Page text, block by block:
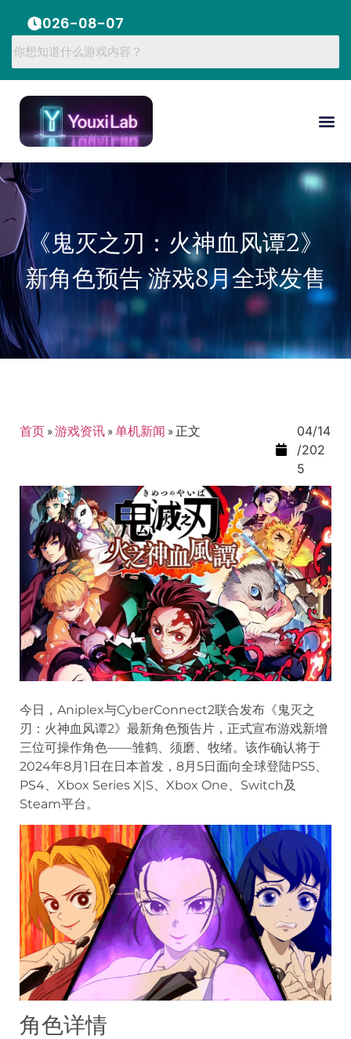
2026-08-07
《鬼灭之刃：火神血风谭2》
新角色预告 游戏8月全球发售
首页 »游戏资讯 »单机新闻 » 正文
04/14
/202
5
今日，Aniplex与CyberConnect2联合发布《鬼灭之
刃：火神血风谭2》最新角色预告片，正式宣布游戏新增
三位可操作角色——雏鹤、须磨、牧绪。该作确认将于
2024年8月1日在日本首发，8月5日面向全球登陆PS5、
PS4、Xbox Series X|S、Xbox One、Switch及
Steam平台。
角色详情